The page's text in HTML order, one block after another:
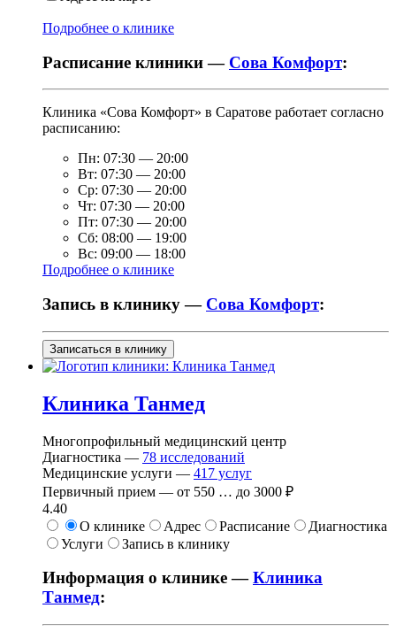
Подробнее о клинике
Расписание клиники — Сова Комфорт:
Клиника «Сова Комфорт» в Саратове работает согласно
расписанию:
Пн: 07:30 — 20:00
Вт: 07:30 — 20:00
Ср: 07:30 — 20:00
Чт: 07:30 — 20:00
Пт: 07:30 — 20:00
Сб: 08:00 — 19:00
Вс: 09:00 — 18:00
Подробнее о клинике
Запись в клинику — Сова Комфорт:
Записаться в клинику
Клиника Танмед
Многопрофильный медицинский центр
Диагностика — 78 исследований
Медицинские услуги — 417 услуг
Первичный прием — от 550 … до 3000 ₽
4.40
О клинике
Адрес Расписание
Диагностика
Услуги
Запись в клинику
Информация о клинике —Клиника
Танмед: